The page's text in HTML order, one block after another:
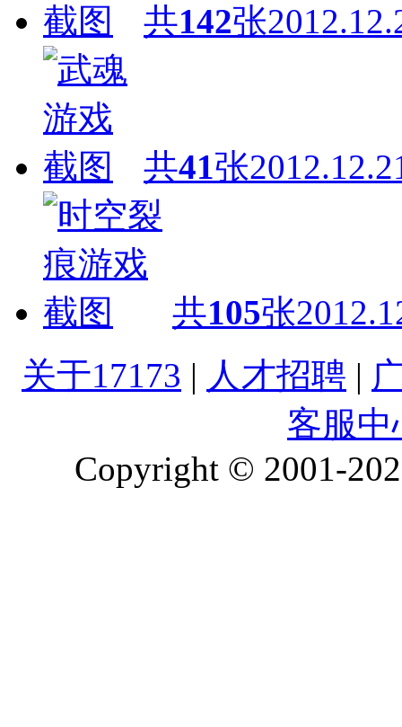
共142张
共41张
共105张
关于17173 | 人才招聘 |
客服中
Copyright © 2001-